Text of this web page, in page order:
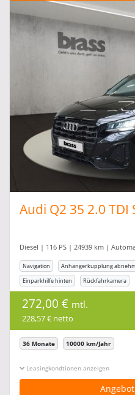
Audi Q2 35 2.0 TDI
Diesel | 116 PS | 24939 km |
Navigation Anhängerkupplung
Einparkhilfe hinten
Rückfahrkamera
272,00 € mtl.
228,57 € netto
36 Monate 10000 km/Jahr
Leasingkonditionen ein-/ausblenden